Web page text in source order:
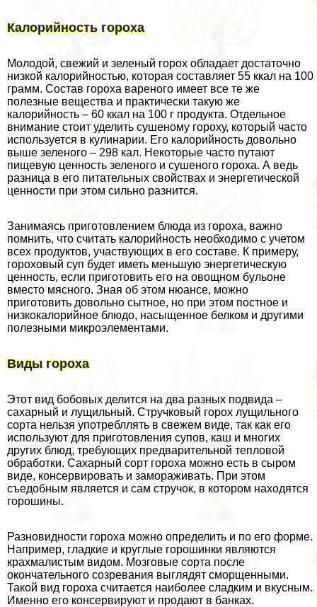
Калорийность гороха
Молодой, свежий и зеленый горох обладает достаточно
низкой калорийностью, которая составляет 55 ккал на 100
грамм. Состав гороха вареного имеет все те же
полезные вещества и пpaктически такую же
калорийность – 60 ккал на 100 г продукта. Отдельное
внимание стоит уделить сушеному гороху, который часто
используется в кулинарии. Его калорийность довольно
выше зеленого – 298 кал. Некоторые часто путают
пищевую ценность зеленого и сушеного гороха. А ведь
разница в его питательных свойствах и энергетической
ценности при этом сильно разнится.
Занимаясь приготовлением блюда из гороха, важно
помнить, что считать калорийность необходимо с учетом
всех продуктов, участвующих в его составе. К примеру,
гороховый суп будет иметь меньшую энергетическую
ценность, если приготовить его на овощном бульоне
вместо мясного. Зная об этом нюансе, можно
приготовить довольно сытное, но при этом постное и
низкокалорийное блюдо, насыщенное белком и другими
полезными микроэлементами.
Виды гороха
Этот вид бобовых делится на два разных подвида –
сахарный и лущильный. Стручковый горох лущильного
сорта нельзя употрeбллять в свежем виде, так как его
используют для приготовления супов, каш и многих
других блюд, требующих предварительной тепловой
обработки. Сахарный сорт гороха можно есть в сыром
виде, консервировать и замораживать. При этом
съедобным является и сам стручок, в котором находятся
горошины.
Разновидности гороха можно определить и по его форме.
Например, гладкие и круглые горошинки являются
крахмалистым видом. Мозговые сорта после
окончательного созревания выглядят сморщенными.
Такой вид гороха считается наиболее сладким и вкусным.
Именно его консервируют и продают в банках.